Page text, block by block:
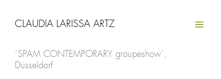
Inhalt
CLAUDIA LARISSA ARTZ
´SPAM CONTEMPORARY groupeshow`,
Düsseldorf